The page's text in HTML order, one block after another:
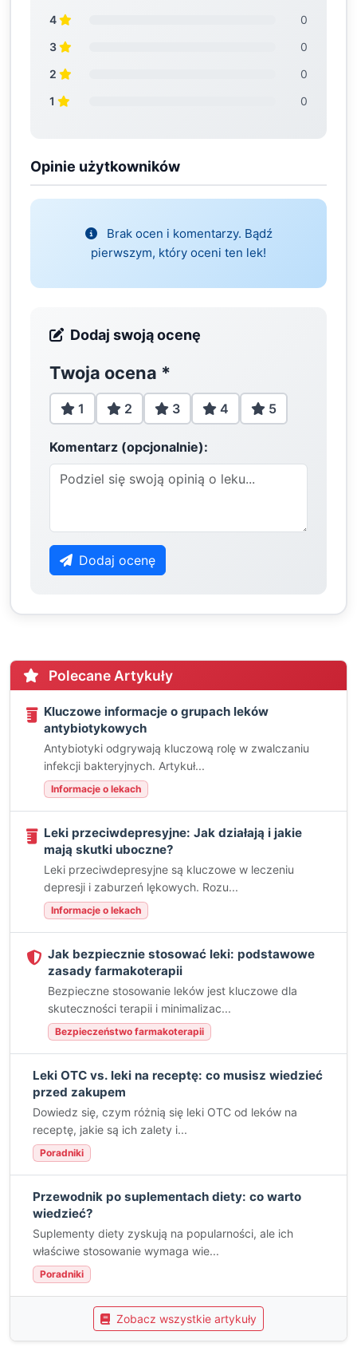
4
0
3
0
2
0
1
0
Opinie użytkowników
Brak ocen i komentarzy. Bądź
pierwszym, który oceni ten lek!
Dodaj swoją ocenę
Twoja ocena *
1 2 3 4 5
Komentarz (opcjonalnie):
Dodaj ocenę
Polecane Artykuły
Kluczowe informacje o grupach leków
antybiotykowych
Antybiotyki odgrywają kluczową rolę w zwalczaniu
infekcji bakteryjnych. Artykuł...
Informacje o lekach
Leki przeciwdepresyjne: Jak działają i jakie
mają skutki uboczne?
Leki przeciwdepresyjne są kluczowe w leczeniu
depresji i zaburzeń lękowych. Rozu...
Informacje o lekach
Jak bezpiecznie stosować leki: podstawowe
zasady farmakoterapii
Bezpieczne stosowanie leków jest kluczowe dla
skuteczności terapii i minimalizac...
Bezpieczeństwo farmakoterapii
Leki OTC vs. leki na receptę: co musisz wiedzieć
przed zakupem
Dowiedz się, czym różnią się leki OTC od leków na
receptę, jakie są ich zalety i...
Poradniki
Przewodnik po suplementach diety: co warto
wiedzieć?
Suplementy diety zyskują na popularności, ale ich
właściwe stosowanie wymaga wie...
Poradniki
Zobacz wszystkie artykuły